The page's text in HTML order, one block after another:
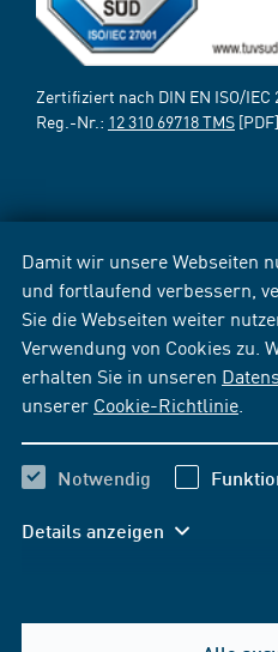
Damit wir unsere Webseiten
und fortlaufend verbessern,
Sie die Webseiten weiter
Verwendung von Cookies zu.
erhalten Sie in unseren
unserer Cookie-Richtlinie
Notwendig
Details anzeigen
Zertifiziert nach DIN EN ISO/IEC
Reg.-Nr.: 12 310 69718 TMS